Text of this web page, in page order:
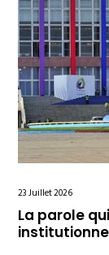
23 Juillet 2026
La parole